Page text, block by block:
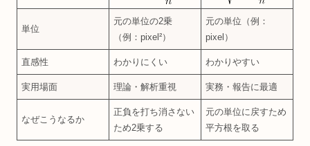
単位
元の単位の2乗
（例：pixel²）
元の単位（例：
pixel）
直感性 わかりにくい わかりやすい
実用場面 理論・解析重視 実務・報告に最適
なぜこうなるか
正負を打ち消さない
ため2乗する
元の単位に戻すため
平方根を取る